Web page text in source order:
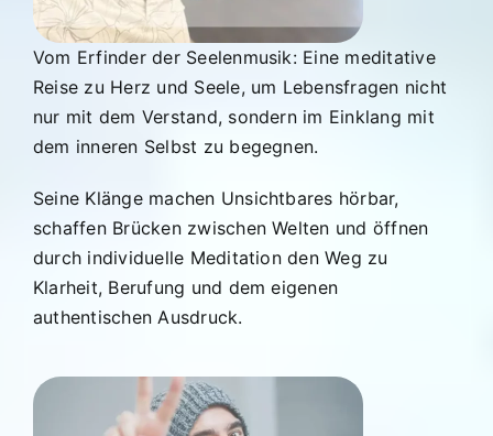
Vom Erfinder der Seelenmusik: Eine meditative
Reise zu Herz und Seele, um Lebensfragen nicht
nur mit dem Verstand, sondern im Einklang mit
dem inneren Selbst zu begegnen.
Seine Klänge machen Unsichtbares hörbar,
schaffen Brücken zwischen Welten und öffnen
durch individuelle Meditation den Weg zu
Klarheit, Berufung und dem eigenen
authentischen Ausdruck.